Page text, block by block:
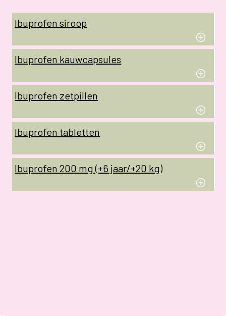
Ibuprofen siroop
Ibuprofen kauwcapsules
Ibuprofen zetpillen
Ibuprofen tabletten
Ibuprofen 200 mg (+6 jaar/+20 kg)